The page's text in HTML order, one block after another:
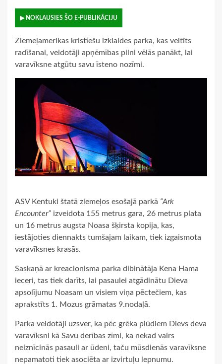
▶ NOKLAUSIES ŠO E-PUBLIKĀCIJU
Ziemeļamerikas kristiešu izklaides parka, kas veltīts
radīšanai, veidotāji apņēmības pilni vēlās panākt, lai
varavīksne atgūtu savu īsteno nozīmi.
ASV Kentuki štatā ziemeļos esošajā parkā “Ark
Encounter” izveidota 155 metrus gara, 26 metrus plata
un 16 metrus augsta Noasa šķirsta kopija, kas,
iestājoties diennakts tumšajam laikam, tiek izgaismota
varavīksnes krasās.
Saskaņā ar kreacionisma parka dibinātāja Kena Hama
ieceri, tas tiek darīts, lai pasaulei atgādinātu Dieva
apsolījumu Noasam un visiem viņa pēctečiem, kas
aprakstīts 1. Mozus grāmatas 9.nodaļā.
Parka veidotāji uzsver, ka pēc grēka plūdiem Dievs deva
varavīksni kā Savu derības zīmi, ka nekad vairs
neiznīcinās pasauli ar ūdeni, taču mūsdienās varavīksne
nepamatoti tiek asociēta ar izvirtuļu lepnumu.